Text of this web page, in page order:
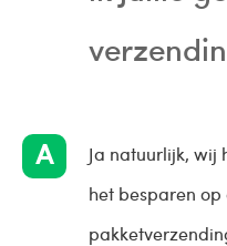
Ja natuurlijk, wij
het besparen op